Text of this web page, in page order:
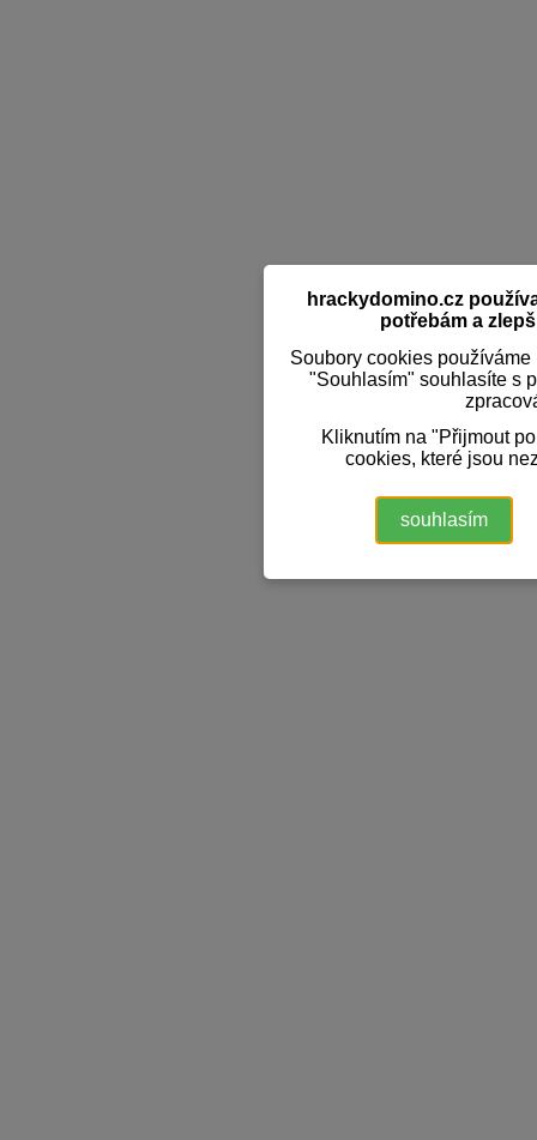
hrackydomino.cz
potřebám a
Soubory cookies
"Souhlasím" souhlasíte s
Kliknutím na "Přijmout
cookies, které jsou
souhlasím